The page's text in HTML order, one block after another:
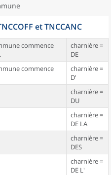
et TNCCANC
commence
charnière =
DE
commence
charnière =
D'
charnière =
DU
charnière =
DE LA
charnière =
DES
charnière =
DE L'